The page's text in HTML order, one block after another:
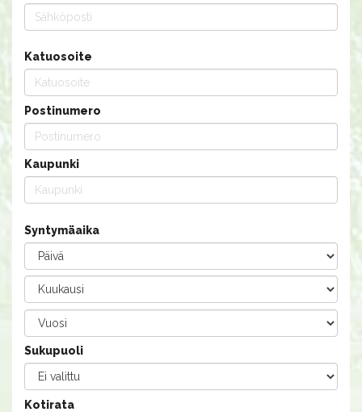
Katuosoite
Postinumero
Kaupunki
Syntymäaika
Sukupuoli
Kotirata